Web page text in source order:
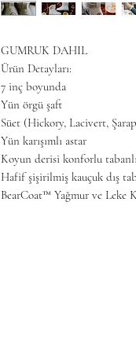
GUMRUK DAHIL
Ürün Detayları:
7 inç boyunda
Yün örgü şaft
Süet (Hickory, Lacivert,
Yün karışımlı astar
Koyun derisi konforlu
Hafif şişirilmiş kauçuk dış
BearCoat™ Yağmur ve Leke